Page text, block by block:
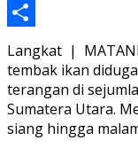
Telegram
Share
Langkat |
tembak ikan
terangan di
Sumatera Utara.
siang hingga